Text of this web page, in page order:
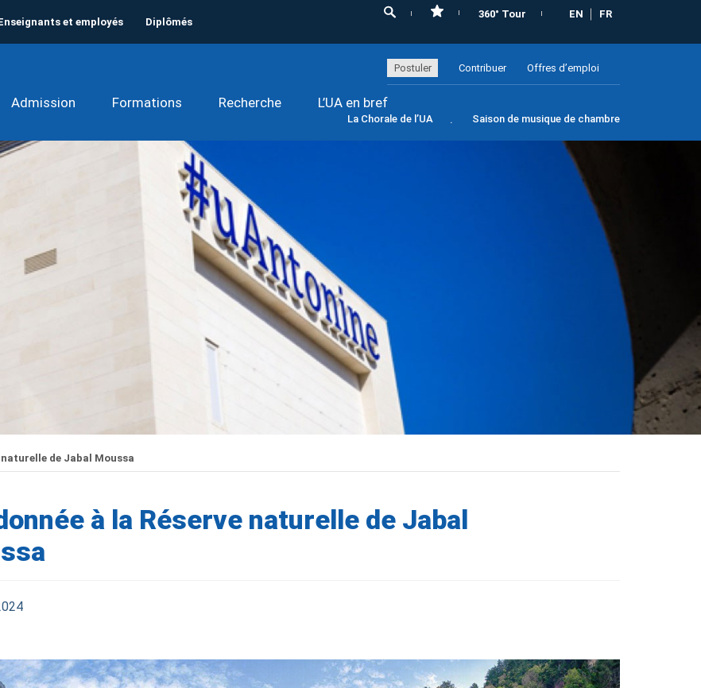
et employés Diplômés
360° Tour EN FR
Postuler Contribuer Offres d’emploi
Admission Formations Recherche L’UA en bref
La Chorale de l’UA Saison de musique de chambre
naturelle de Jabal Moussa
à la Réserve naturelle de Jabal